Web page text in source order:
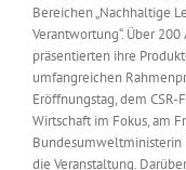
Unternehmen
Interviews
Bereichen „Nachhaltige
Verantwortung“. Über
präsentierten ihre
umfangreichen
Eröffnungstag, dem
Wirtschaft im Fokus, am
Bundesumweltministerin
die Veranstaltung.